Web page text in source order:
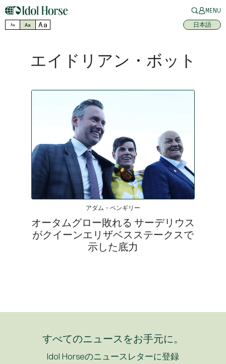
MENU
Aa Aa Aa 日本語
エイドリアン・ボット
アダム・ペンギリー
オータムグロー敗れる サーデリウス
がクイーンエリザベスステークスで
示した底力
すべてのニュースをお手元に。
Idol Horseのニュースレターに登録